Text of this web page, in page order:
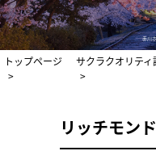
赤川
トップページ サクラクオリティ
リッチモン